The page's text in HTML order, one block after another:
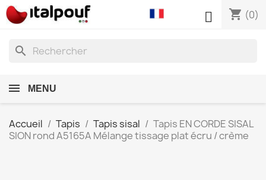
shopping_cart (0)

search
MENU
Accueil Tapis Tapis sisal
Tapis EN CORDE SISAL
SION rond A5165A Mélange tissage plat écru / crème